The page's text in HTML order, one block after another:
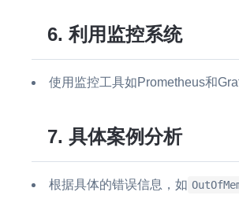
6. 利用监控系统
使用监控工具如Prometheus和
7. 具体案例分析
根据具体的错误信息，如